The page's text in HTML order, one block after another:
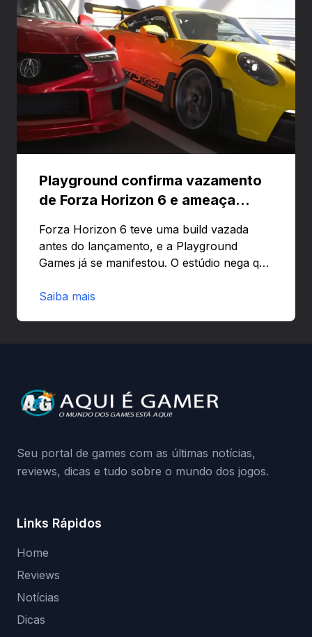
Playground confirma vazamento
de Forza Horizon 6 e ameaça
Forza Horizon 6 teve uma build vazada
antes do lançamento, e a Playground
Games já se manifestou. O estúdio nega que
preload e avisa que quem usar versões não
da Playground: negação do preload,
medidas contra acessos não autorizados
Saiba mais
Seu portal de games com as últimas notícias,
reviews, dicas e tudo sobre o mundo dos jogos.
Links Rápidos
Home
Reviews
Notícias
Dicas